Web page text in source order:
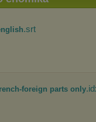
.srt
foreign parts only